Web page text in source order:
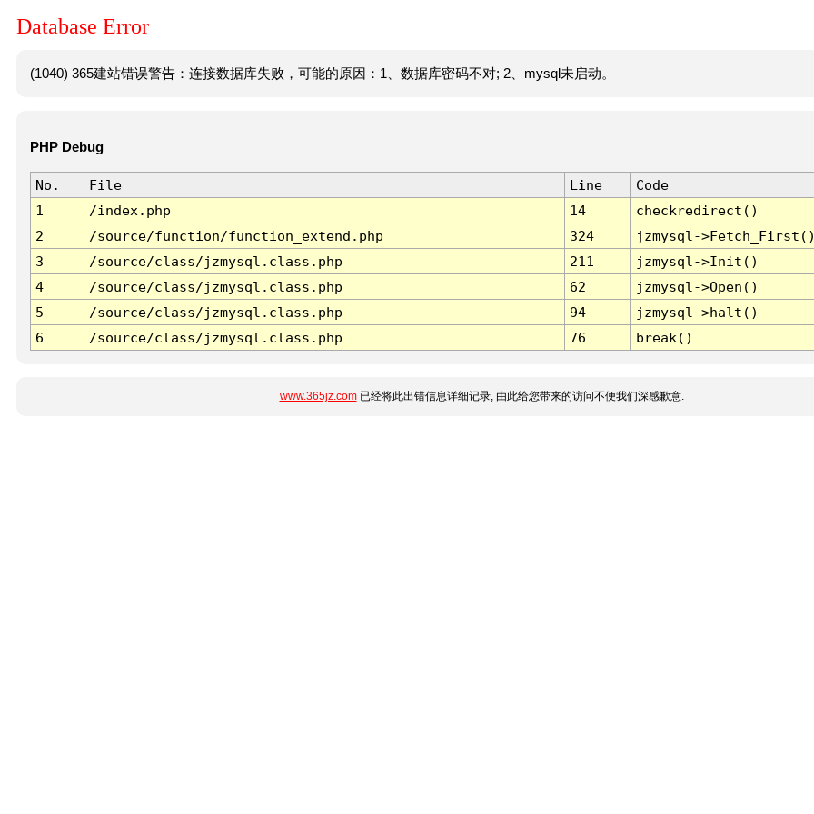
Database Error
(1040) 365建站错误警告：连接数据库失败，可能的原因：1、数据库密码不对; 2、mysql未启动。
PHP Debug
No. File Line
Code
1
/index.php 14
checkredirect()
2
/source/function/function_extend.php 324
jzmysql-
3
/source/class/jzmysql.class.php 211
jzmysql->Init()
4
/source/class/jzmysql.class.php 62
jzmysql->Open()
5
/source/class/jzmysql.class.php 94
jzmysql->halt()
6
/source/class/jzmysql.class.php 76 break()
www.365jz.com已经将此出错信息详细记录, 由此给您带来的访问不便我们深感歉意.